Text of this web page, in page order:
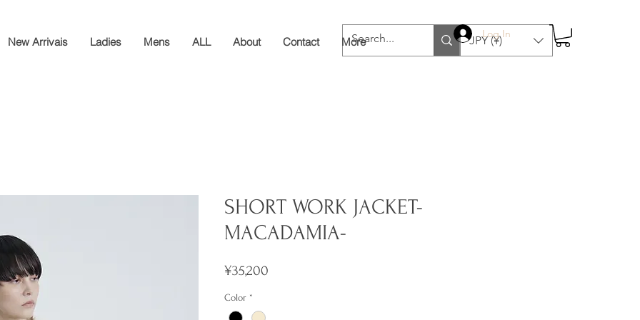
New Arrivais Ladies Mens ALL About Contact More
Log In
JPY (¥)
SHORT WORK JACKET-
MACADAMIA-
¥35,200
Color *